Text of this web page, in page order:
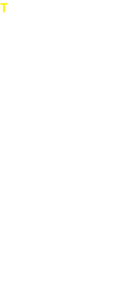
ЛЮБОЙ СЛОЖНОСТИ